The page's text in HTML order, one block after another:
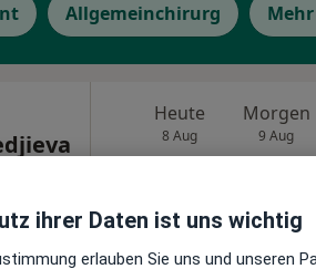
Allgemeinchirurg
Heute
8 Aug
Morgen
9 Aug
Online-
ihrer Daten ist uns wichtig
erlauben Sie uns und unseren